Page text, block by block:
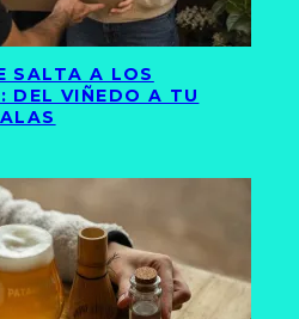
SALTA A LOS
DEL VIÑEDO A TU